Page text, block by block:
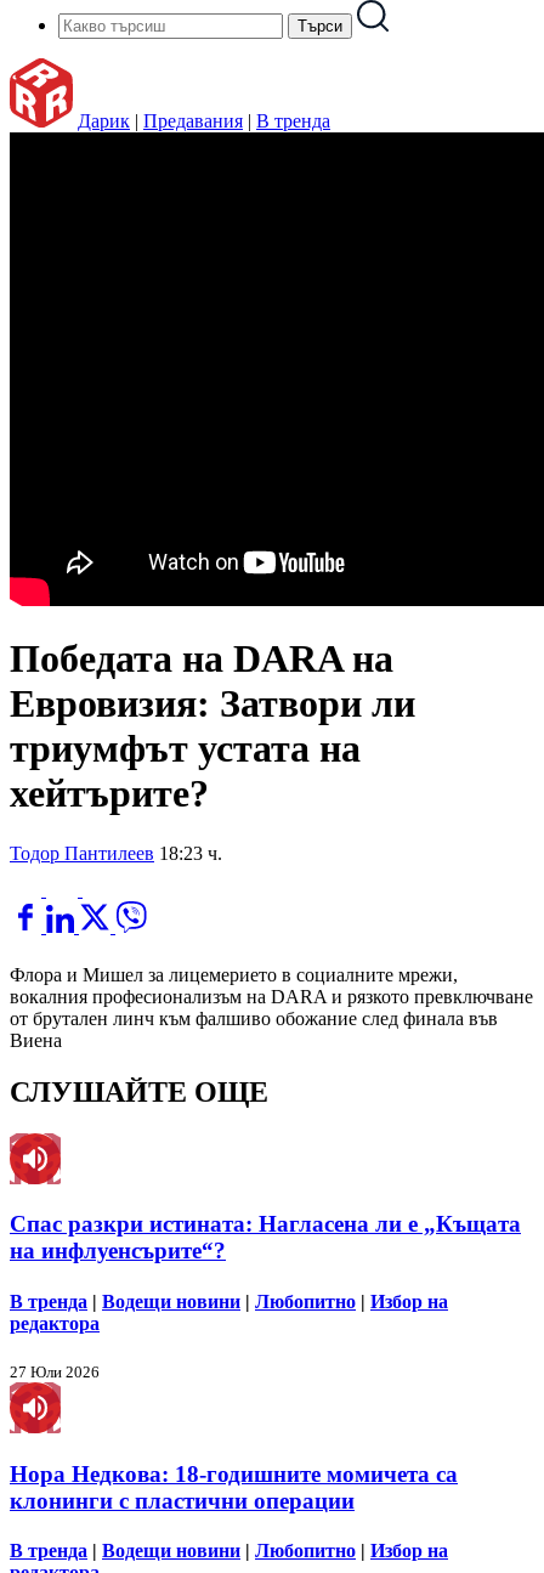
Дарик | Предавания | В тренда
Победата на DARA на
Евровизия: Затвори ли
триумфът устата на
хейтърите?
Тодор Пантилеев 18:23 ч.
Флора и Мишел за лицемерието в социалните мрежи,
вокалния професионализъм на DARA и рязкото превключване
от брутален линч към фалшиво обожание след финала във
Виена
СЛУШАЙТЕ ОЩЕ
Спас разкри истината: Нагласена ли е „Къщата
на инфлуенсърите“?
В тренда | Водещи новини | Любопитно | Избор на
редактора
27 Юли 2026
Нора Недкова: 18-годишните момичета са
клонинги с пластични операции
В тренда | Водещи новини | Любопитно | Избор на